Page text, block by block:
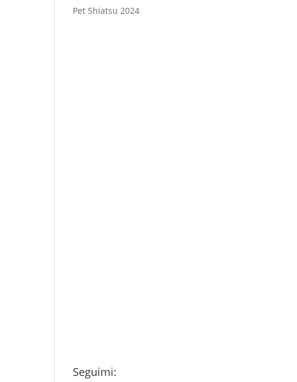
Pet Shiatsu 2024
Seguimi: